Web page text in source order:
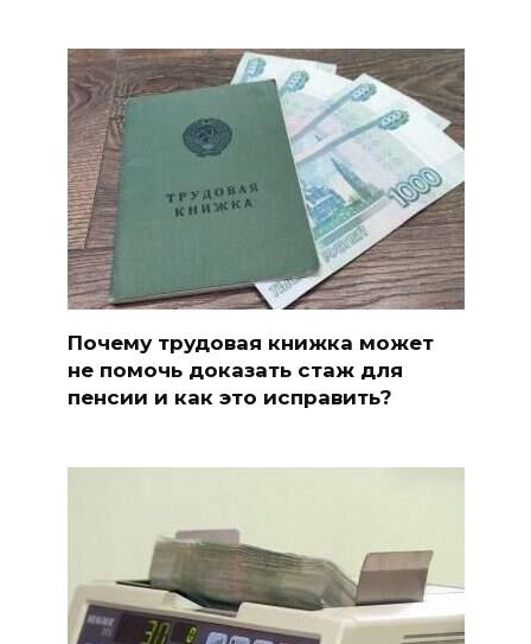
Почему трудовая книжка может
не помочь доказать стаж для
пенсии и как это исправить?